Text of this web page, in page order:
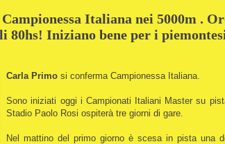
Italiana nei 5000m .
80hs! Iniziano bene per i
Carla Primosi conferma Campionessa Italiana.
Sono iniziati oggi i Campionati Italiani Master su
Stadio Paolo Rosi ospiterà tre giorni di gare.
Nel mattino del primo giorno è scesa in pista una